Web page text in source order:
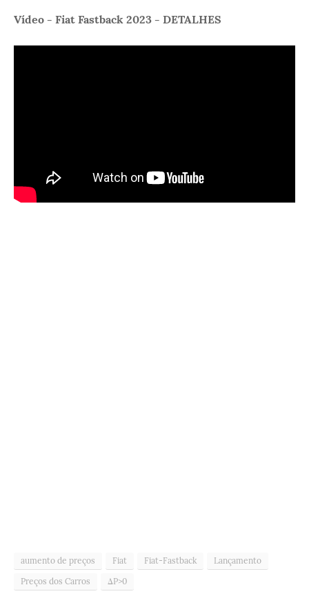
Vídeo - Fiat Fastback 2023 - DETALHES
aumento de preços Fiat Fiat-Fastback
Lançamento
Preços dos Carros
ΔP>0